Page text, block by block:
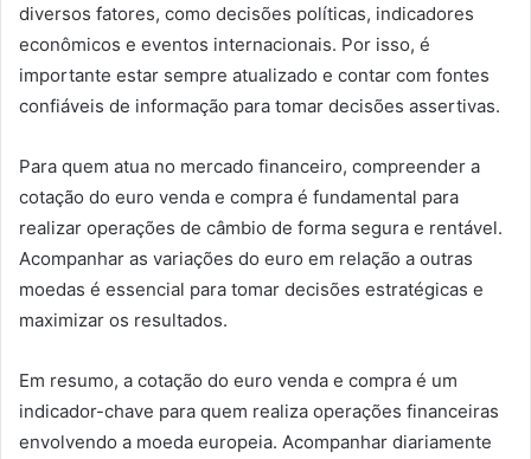
diversos fatores, como decisões políticas, indicadores
econômicos e eventos internacionais. Por isso, é
importante estar sempre atualizado e contar com fontes
confiáveis de informação para tomar decisões assertivas.
Para quem atua no mercado financeiro, compreender a
cotação do euro venda e compra é fundamental para
realizar operações de câmbio de forma segura e rentável.
Acompanhar as variações do euro em relação a outras
moedas é essencial para tomar decisões estratégicas e
maximizar os resultados.
Em resumo, a cotação do euro venda e compra é um
indicador-chave para quem realiza operações financeiras
envolvendo a moeda europeia. Acompanhar diariamente